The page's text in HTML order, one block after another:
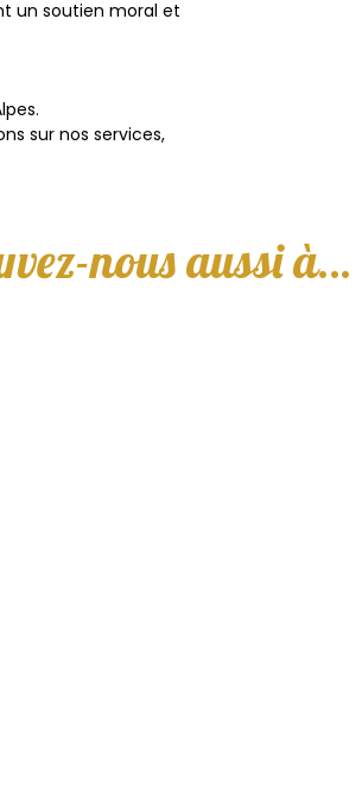
un soutien moral et
sur nos services,
nous aussi à…